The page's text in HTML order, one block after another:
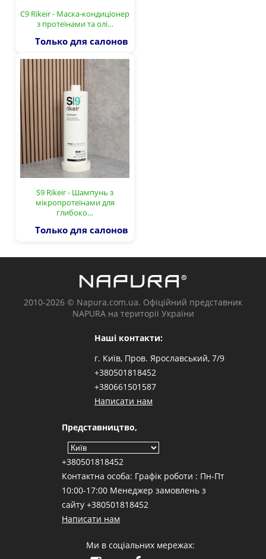
С9 Rikeir - Маска-кондиціонер
з протеїнами та олі…
Только для салонов
S9 Rikeir - Шампунь з
мікропротеїнами для
глибоко…
Только для салонов
2010-2026 © Napura.com.ua. Офіційний представник
NAPURA на території України
Наші контакти:
г. Київ, Пров. Ярославський, 7/9
+380501818452
+380661501587
Написати нам
Представництво,
+380501818452
Контактна особа: Графік роботи : Пн-Пт
10:00-17:00 Менеджер замовлень з
сайту +380501818452
Написати нам
Ми в соціальних мережах: